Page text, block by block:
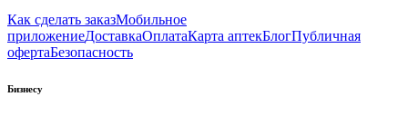
Как сделать заказМобильное
приложениеДоставкаОплатаКарта аптекБлогПубличная
офертаБезопасность
Бизнесу